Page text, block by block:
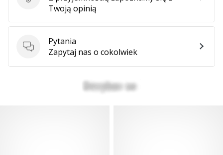
Twoją opinią
Pytania
Pytania
Zapytaj nas o cokolwiek